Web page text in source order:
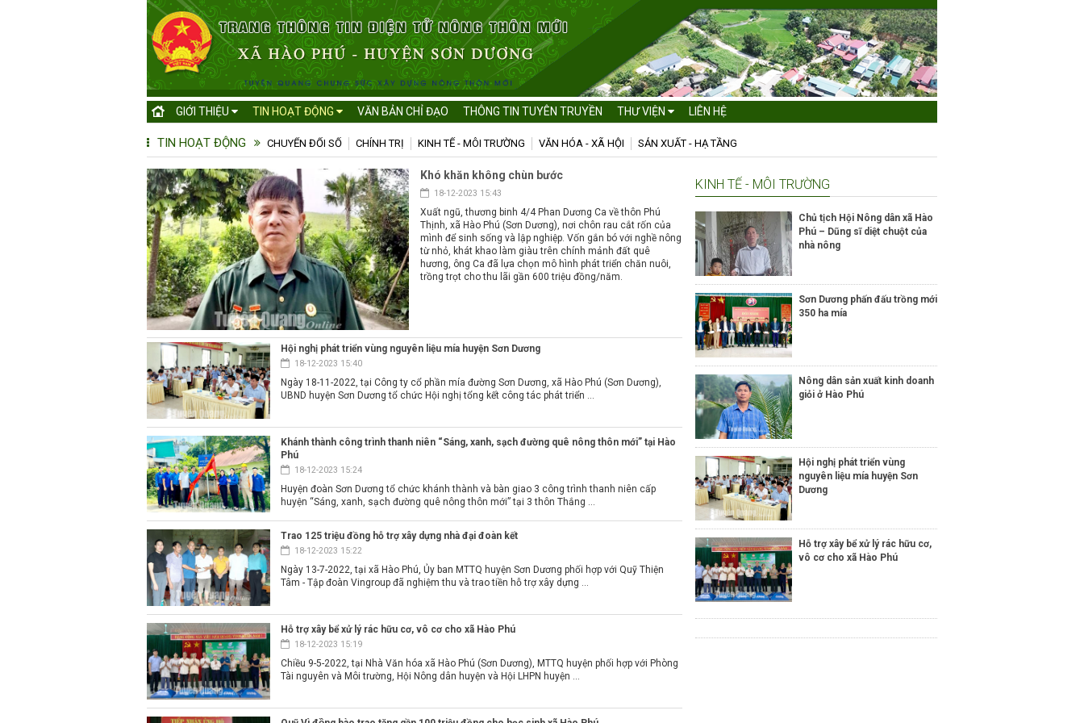
GIỚI THIỆU TIN HOẠT ĐỘNG VĂN BẢN CHỈ ĐẠO THÔNG TIN TUYÊN TRUYỀN THƯ VIỆN LIÊN HỆ
TIN HOẠT ĐỘNG CHUYỂN ĐỔI SỐ CHÍNH TRỊ KINH TẾ - MÔI TRƯỜNG VĂN HÓA - XÃ HỘI SẢN XUẤT - HẠ TẦNG
Khó khăn không chùn bước
18-12-2023 15:43
Xuất ngũ, thương binh 4/4 Phan Dương Ca về thôn Phú
Thịnh, xã Hào Phú (Sơn Dương), nơi chôn rau cắt rốn của
mình để sinh sống và lập nghiệp. Vốn gắn bó với nghề nông
từ nhỏ, khát khao làm giàu trên chính mảnh đất quê
hương, ông Ca đã lựa chọn mô hình phát triển chăn nuôi,
trồng trọt cho thu lãi gần 600 triệu đồng/năm.
Hội nghị phát triển vùng nguyên liệu mía huyện Sơn Dương
18-12-2023 15:40
Ngày 18-11-2022, tại Công ty cổ phần mía đường Sơn Dương, xã Hào Phú (Sơn Dương),
UBND huyện Sơn Dương tổ chức Hội nghị tổng kết công tác phát triển ...
Khánh thành công trình thanh niên “Sáng, xanh, sạch đường quê nông thôn mới” tại Hào
Phú
18-12-2023 15:24
Huyện đoàn Sơn Dương tổ chức khánh thành và bàn giao 3 công trình thanh niên cấp
huyện “Sáng, xanh, sạch đường quê nông thôn mới” tại 3 thôn Thắng ...
Trao 125 triệu đồng hỗ trợ xây dựng nhà đại đoàn kết
18-12-2023 15:22
Ngày 13-7-2022, tại xã Hào Phú, Ủy ban MTTQ huyện Sơn Dương phối hợp với Quỹ Thiện
Tâm - Tập đoàn Vingroup đã nghiệm thu và trao tiền hỗ trợ xây dựng ...
Hỗ trợ xây bể xử lý rác hữu cơ, vô cơ cho xã Hào Phú
18-12-2023 15:19
Chiều 9-5-2022, tại Nhà Văn hóa xã Hào Phú (Sơn Dương), MTTQ huyện phối hợp với Phòng
Tài nguyên và Môi trường, Hội Nông dân huyện và Hội LHPN huyện ...
KINH TẾ - MÔI TRƯỜNG
Chủ tịch Hội Nông dân xã Hào
Phú – Dũng sĩ diệt chuột của
nhà nông
Sơn Dương phấn đấu trồng mới
350 ha mía
Nông dân sản xuất kinh doanh
giỏi ở Hào Phú
Hội nghị phát triển vùng
nguyên liệu mía huyện Sơn
Dương
Hỗ trợ xây bể xử lý rác hữu cơ,
vô cơ cho xã Hào Phú